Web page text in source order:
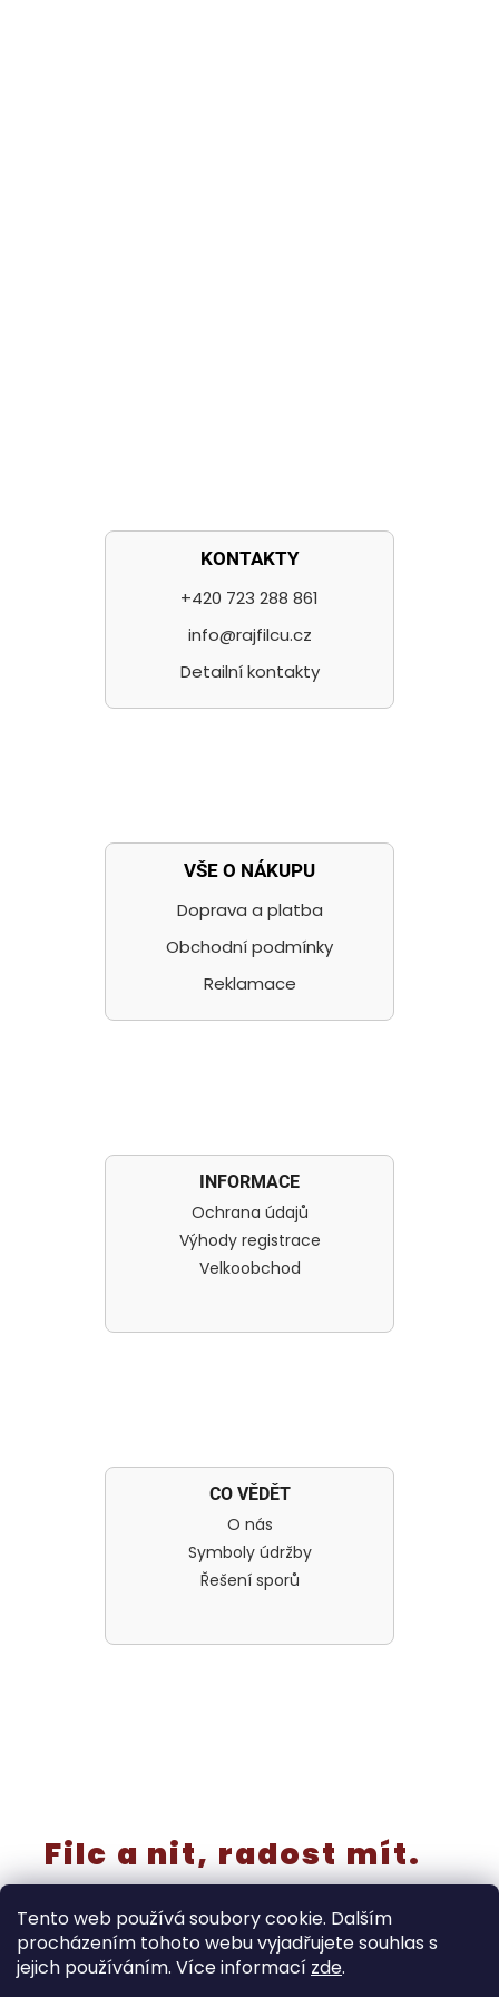
Tento web používá soubory cookie. Dalším
procházením tohoto webu vyjadřujete souhlas s
jejich používáním. Více informací zde.
KONTAKTY
+420 723 288 861
info@rajfilcu.cz
Detailní kontakty
VŠE O NÁKUPU
Doprava a platba
Obchodní podmínky
Reklamace
INFORMACE
Ochrana údajů
Výhody registrace
Velkoobchod
CO VĚDĚT
O nás
Symboly údržby
Řešení sporů
Filc a nit, radost mít.